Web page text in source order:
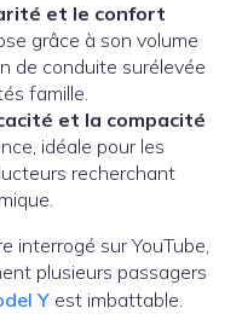
et le confort
grâce à son volume
de conduite surélevée
famille.
et la compacité
idéale pour les
recherchant
interrogé sur YouTube,
plusieurs passagers
Y est imbattable.